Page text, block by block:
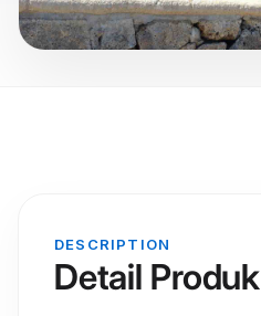
DESCRIPTION
Detail Produk